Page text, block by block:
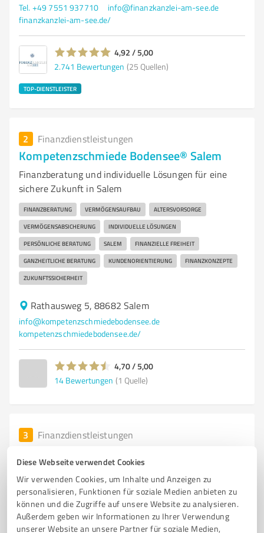
Diese Webseite verwendet Cookies
Wir verwenden Cookies, um Inhalte und Anzeigen zu
personalisieren, Funktionen für soziale Medien anbieten zu
können und die Zugriffe auf unsere Website zu analysieren.
Außerdem geben wir Informationen zu Ihrer Verwendung
unserer Website an unsere Partner für soziale Medien,
Tel. +49 7551 937710
info@finanzkanzlei-am-see.de
finanzkanzlei-am-see.de/
4,92 / 5,00
2.741 Bewertungen (25 Quellen)
TOP-DIENSTLEISTER
2 Finanzdienstleistungen
Kompetenzschmiede Bodensee® Salem
Finanzberatung und individuelle Lösungen für eine
sichere Zukunft in Salem
FINANZBERATUNG VERMÖGENSAUFBAU ALTERSVORSORGE
VERMÖGENSABSICHERUNG INDIVIDUELLE LÖSUNGEN
PERSÖNLICHE BERATUNG SALEM FINANZIELLE FREIHEIT
GANZHEITLICHE BERATUNG KUNDENORIENTIERUNG FINANZKONZEPTE
ZUKUNFTSSICHERHEIT
Rathausweg 5, 88682 Salem
info@kompetenzschmiedebodensee.de
kompetenzschmiedebodensee.de/
4,70 / 5,00
14 Bewertungen (1 Quelle)
3 Finanzdienstleistungen
Kempten bei IVP Kapital AG
FINANZBERATUNG VERMÖGENSPLANUNG KEMPTEN
BAUFINANZIERUNG